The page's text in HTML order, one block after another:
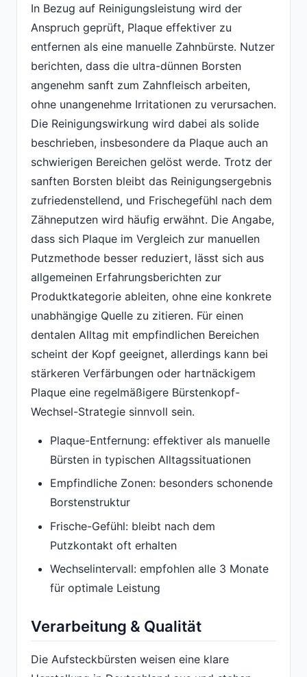
In Bezug auf Reinigungsleistung wird der
Anspruch geprüft, Plaque effektiver zu
entfernen als eine manuelle Zahnbürste. Nutzer
berichten, dass die ultra-dünnen Borsten
angenehm sanft zum Zahnfleisch arbeiten,
ohne unangenehme Irritationen zu verursachen.
Die Reinigungswirkung wird dabei als solide
beschrieben, insbesondere da Plaque auch an
schwierigen Bereichen gelöst werde. Trotz der
sanften Borsten bleibt das Reinigungsergebnis
zufriedenstellend, und Frischegefühl nach dem
Zähneputzen wird häufig erwähnt. Die Angabe,
dass sich Plaque im Vergleich zur manuellen
Putzmethode besser reduziert, lässt sich aus
allgemeinen Erfahrungsberichten zur
Produktkategorie ableiten, ohne eine konkrete
unabhängige Quelle zu zitieren. Für einen
dentalen Alltag mit empfindlichen Bereichen
scheint der Kopf geeignet, allerdings kann bei
stärkeren Verfärbungen oder hartnäckigem
Plaque eine regelmäßigere Bürstenkopf-
Wechsel-Strategie sinnvoll sein.
Plaque-Entfernung: effektiver als manuelle
Bürsten in typischen Alltagssituationen
Empfindliche Zonen: besonders schonende
Borstenstruktur
Frische-Gefühl: bleibt nach dem
Putzkontakt oft erhalten
Wechselintervall: empfohlen alle 3 Monate
für optimale Leistung
Verarbeitung & Qualität
Die Aufsteckbürsten weisen eine klare